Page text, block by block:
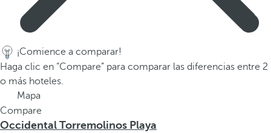
a
j
o
a
r
¡Comience a comparar!
Haga clic en “Compare” para comparar las diferencias entre 2
o más hoteles.
Mapa
Compare
Occidental Torremolinos Playa